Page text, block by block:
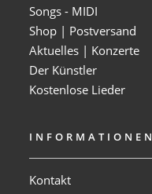
Songs - MIDI
Shop | Postversand
Aktuelles | Konzerte
Der Künstler
Kostenlose Lieder
INFORMATIONEN
Kontakt